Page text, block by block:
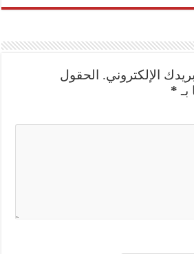
الإلكتروني.
الحقول
بـ *